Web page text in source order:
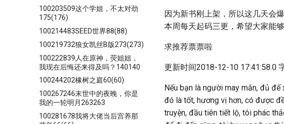
100203509这个学姐，不太对劲
175(176)
100214483SEED世界88(88)
100219732狼女凯丝B版273(273)
100222839人在原神，荧姐姐，
我现在后悔还来得及吗？140140
100244202橡树之庭60(60)
100267246末世中的夜晚，你是
我的一轮明月263263
100281678我将大佬当后宫养那
因为新书刚上架，所以这几天会
本周每天起码三更，希望大家能够
求推荐票票啦
更新时间2018-12-10 17:41:58.0
Nếu bạn là người may mắn, đủ
đó là tốt, hương vị hơn, có được
truyện, đầu tiên tiết lộ, tôi phác